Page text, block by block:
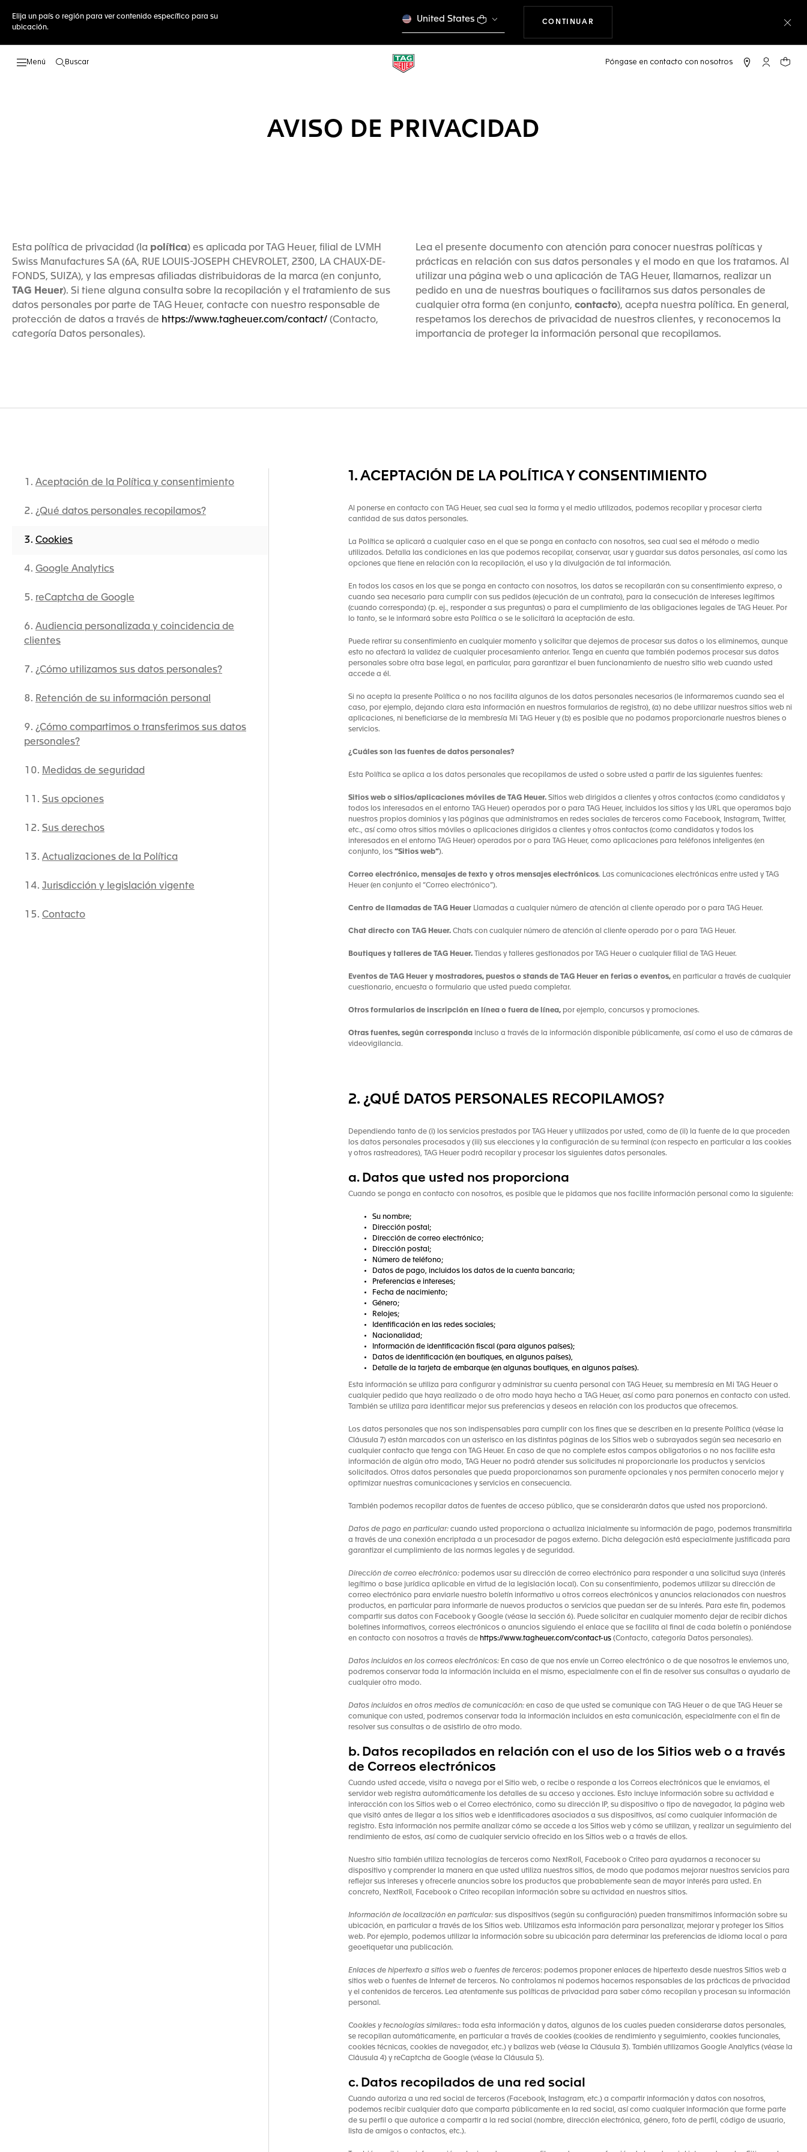
Elija un país o región para ver contenido específico para su
ubicación.
United States
CONTINUAR
Buscar
Cuenta Mi
Su
AVISO DE PRIVACIDAD
Esta política de privacidad (la política) es aplicada por TAG Heuer, filial de LVMH
Swiss Manufactures SA (6A, RUE LOUIS-JOSEPH CHEVROLET, 2300, LA CHAUX-DE-
FONDS, SUIZA), y las empresas afiliadas distribuidoras de la marca (en conjunto,
TAG Heuer). Si tiene alguna consulta sobre la recopilación y el tratamiento de sus
datos personales por parte de TAG Heuer, contacte con nuestro responsable de
protección de datos a través de https://www.tagheuer.com/contact/ (Contacto,
categoría Datos personales).
Lea el presente documento con atención para conocer nuestras políticas y
prácticas en relación con sus datos personales y el modo en que los tratamos. Al
utilizar una página web o una aplicación de TAG Heuer, llamarnos, realizar un
pedido en una de nuestras boutiques o facilitarnos sus datos personales de
cualquier otra forma (en conjunto, contacto), acepta nuestra política. En general,
respetamos los derechos de privacidad de nuestros clientes, y reconocemos la
importancia de proteger la información personal que recopilamos.
Aceptación de la Política y consentimiento
¿Qué datos personales recopilamos?
Cookies
Google Analytics
reCaptcha de Google
Audiencia personalizada y coincidencia de
clientes
¿Cómo utilizamos sus datos personales?
Retención de su información personal
¿Cómo compartimos o transferimos sus datos
personales?
Medidas de seguridad
Sus opciones
Sus derechos
Actualizaciones de la Política
Jurisdicción y legislación vigente
Contacto
1. ACEPTACIÓN DE LA POLÍTICA Y CONSENTIMIENTO
Al ponerse en contacto con TAG Heuer, sea cual sea la forma y el medio utilizados, podemos recopilar y procesar cierta
cantidad de sus datos personales.
La Política se aplicará a cualquier caso en el que se ponga en contacto con nosotros, sea cual sea el método o medio
utilizados. Detalla las condiciones en las que podemos recopilar, conservar, usar y guardar sus datos personales, así como las
opciones que tiene en relación con la recopilación, el uso y la divulgación de tal información.
En todos los casos en los que se ponga en contacto con nosotros, los datos se recopilarán con su consentimiento expreso, o
cuando sea necesario para cumplir con sus pedidos (ejecución de un contrato), para la consecución de intereses legítimos
(cuando corresponda) (p. ej., responder a sus preguntas) o para el cumplimiento de las obligaciones legales de TAG Heuer. Por
lo tanto, se le informará sobre esta Política o se le solicitará la aceptación de esta.
Puede retirar su consentimiento en cualquier momento y solicitar que dejemos de procesar sus datos o los eliminemos, aunque
esto no afectará la validez de cualquier procesamiento anterior. Tenga en cuenta que también podemos procesar sus datos
personales sobre otra base legal, en particular, para garantizar el buen funcionamiento de nuestro sitio web cuando usted
accede a él.
Si no acepta la presente Política o no nos facilita algunos de los datos personales necesarios (le informaremos cuando sea el
caso, por ejemplo, dejando clara esta información en nuestros formularios de registro), (a) no debe utilizar nuestros sitios web ni
aplicaciones, ni beneficiarse de la membresía Mi TAG Heuer y (b) es posible que no podamos proporcionarle nuestros bienes o
servicios.
¿Cuáles son las fuentes de datos personales?
Esta Política se aplica a los datos personales que recopilamos de usted o sobre usted a partir de las siguientes fuentes:
Sitios web o sitios/aplicaciones móviles de TAG Heuer. Sitios web dirigidos a clientes y otros contactos (como candidatos y
todos los interesados en el entorno TAG Heuer) operados por o para TAG Heuer, incluidos los sitios y las URL que operamos bajo
nuestros propios dominios y las páginas que administramos en redes sociales de terceros como Facebook, Instagram, Twitter,
etc., así como otros sitios móviles o aplicaciones dirigidos a clientes y otros contactos (como candidatos y todos los
interesados en el entorno TAG Heuer) operados por o para TAG Heuer, como aplicaciones para teléfonos inteligentes (en
conjunto, los “Sitios web”).
Correo electrónico, mensajes de texto y otros mensajes electrónicos. Las comunicaciones electrónicas entre usted y TAG
Heuer (en conjunto el “Correo electrónico”).
Centro de llamadas de TAG Heuer Llamadas a cualquier número de atención al cliente operado por o para TAG Heuer.
Chat directo con TAG Heuer. Chats con cualquier número de atención al cliente operado por o para TAG Heuer.
Boutiques y talleres de TAG Heuer. Tiendas y talleres gestionados por TAG Heuer o cualquier filial de TAG Heuer.
Eventos de TAG Heuer y mostradores, puestos o stands de TAG Heuer en ferias o eventos, en particular a través de cualquier
cuestionario, encuesta o formulario que usted pueda completar.
Otros formularios de inscripción en línea o fuera de línea, por ejemplo, concursos y promociones.
Otras fuentes, según corresponda incluso a través de la información disponible públicamente, así como el uso de cámaras de
videovigilancia.
2. ¿QUÉ DATOS PERSONALES RECOPILAMOS?
Dependiendo tanto de (i) los servicios prestados por TAG Heuer y utilizados por usted, como de (ii) la fuente de la que proceden
los datos personales procesados y (iii) sus elecciones y la configuración de su terminal (con respecto en particular a las cookies
y otros rastreadores), TAG Heuer podrá recopilar y procesar los siguientes datos personales.
a. Datos que usted nos proporciona
Cuando se ponga en contacto con nosotros, es posible que le pidamos que nos facilite información personal como la siguiente:
Su nombre;
Dirección postal;
Dirección de correo electrónico;
Dirección postal;
Número de teléfono;
Datos de pago, incluidos los datos de la cuenta bancaria;
Preferencias e intereses;
Fecha de nacimiento;
Género;
Relojes;
Identificación en las redes sociales;
Nacionalidad;
Información de identificación fiscal (para algunos países);
Datos de identificación (en boutiques, en algunos países),
Detalle de la tarjeta de embarque (en algunas boutiques, en algunos países).
Esta información se utiliza para configurar y administrar su cuenta personal con TAG Heuer, su membresía en Mi TAG Heuer o
cualquier pedido que haya realizado o de otro modo haya hecho a TAG Heuer, así como para ponernos en contacto con usted.
También se utiliza para identificar mejor sus preferencias y deseos en relación con los productos que ofrecemos.
Los datos personales que nos son indispensables para cumplir con los fines que se describen en la presente Política (véase la
Cláusula 7) están marcados con un asterisco en las distintas páginas de los Sitios web o subrayados según sea necesario en
cualquier contacto que tenga con TAG Heuer. En caso de que no complete estos campos obligatorios o no nos facilite esta
información de algún otro modo, TAG Heuer no podrá atender sus solicitudes ni proporcionarle los productos y servicios
solicitados. Otros datos personales que pueda proporcionarnos son puramente opcionales y nos permiten conocerlo mejor y
optimizar nuestras comunicaciones y servicios en consecuencia.
También podemos recopilar datos de fuentes de acceso público, que se considerarán datos que usted nos proporcionó.
Datos de pago en particular: cuando usted proporciona o actualiza inicialmente su información de pago, podemos transmitirla
a través de una conexión encriptada a un procesador de pagos externo. Dicha delegación está especialmente justificada para
garantizar el cumplimiento de las normas legales y de seguridad.
Dirección de correo electrónico: podemos usar su dirección de correo electrónico para responder a una solicitud suya (interés
legítimo o base jurídica aplicable en virtud de la legislación local). Con su consentimiento, podemos utilizar su dirección de
correo electrónico para enviarle nuestro boletín informativo u otros correos electrónicos y anuncios relacionados con nuestros
productos, en particular para informarle de nuevos productos o servicios que puedan ser de su interés. Para este fin, podemos
compartir sus datos con Facebook y Google (véase la sección 6). Puede solicitar en cualquier momento dejar de recibir dichos
boletines informativos, correos electrónicos o anuncios siguiendo el enlace que se facilita al final de cada boletín o poniéndose
en contacto con nosotros a través de https://www.tagheuer.com/contact-us (Contacto, categoría Datos personales).
Datos incluidos en los correos electrónicos: En caso de que nos envíe un Correo electrónico o de que nosotros le enviemos uno,
podremos conservar toda la información incluida en el mismo, especialmente con el fin de resolver sus consultas o ayudarlo de
cualquier otro modo.
Datos incluidos en otros medios de comunicación: en caso de que usted se comunique con TAG Heuer o de que TAG Heuer se
comunique con usted, podremos conservar toda la información incluidos en esta comunicación, especialmente con el fin de
resolver sus consultas o de asistirlo de otro modo.
b. Datos recopilados en relación con el uso de los Sitios web o a través
de Correos electrónicos
Cuando usted accede, visita o navega por el Sitio web, o recibe o responde a los Correos electrónicos que le enviamos, el
servidor web registra automáticamente los detalles de su acceso y acciones. Esto incluye información sobre su actividad e
interacción con los Sitios web o el Correo electrónico, como su dirección IP, su dispositivo o tipo de navegador, la página web
que visitó antes de llegar a los sitios web e identificadores asociados a sus dispositivos, así como cualquier información de
registro. Esta información nos permite analizar cómo se accede a los Sitios web y cómo se utilizan, y realizar un seguimiento del
rendimiento de estos, así como de cualquier servicio ofrecido en los Sitios web o a través de ellos.
Nuestro sitio también utiliza tecnologías de terceros como NextRoll, Facebook o Criteo para ayudarnos a reconocer su
dispositivo y comprender la manera en que usted utiliza nuestros sitios, de modo que podamos mejorar nuestros servicios para
reflejar sus intereses y ofrecerle anuncios sobre los productos que probablemente sean de mayor interés para usted. En
concreto, NextRoll, Facebook o Criteo recopilan información sobre su actividad en nuestros sitios.
Información de localización en particular: sus dispositivos (según su configuración) pueden transmitirnos información sobre su
ubicación, en particular a través de los Sitios web. Utilizamos esta información para personalizar, mejorar y proteger los Sitios
web. Por ejemplo, podemos utilizar la información sobre su ubicación para determinar las preferencias de idioma local o para
geoetiquetar una publicación.
Enlaces de hipertexto a sitios web o fuentes de terceros: podemos proponer enlaces de hipertexto desde nuestros Sitios web a
sitios web o fuentes de Internet de terceros. No controlamos ni podemos hacernos responsables de las prácticas de privacidad
y el contenidos de terceros. Lea atentamente sus políticas de privacidad para saber cómo recopilan y procesan su información
personal.
Cookies y tecnologías similares:: toda esta información y datos, algunos de los cuales pueden considerarse datos personales,
se recopilan automáticamente, en particular a través de cookies (cookies de rendimiento y seguimiento, cookies funcionales,
cookies técnicas, cookies de navegador, etc.) y balizas web (véase la Cláusula 3). También utilizamos Google Analytics (véase la
Cláusula 4) y reCaptcha de Google (véase la Cláusula 5).
c. Datos recopilados de una red social
Cuando autoriza a una red social de terceros (Facebook, Instagram, etc.) a compartir información y datos con nosotros,
podemos recibir cualquier dato que comparta públicamente en la red social, así como cualquier información que forme parte
de su perfil o que autorice a compartir a la red social (nombre, dirección electrónica, género, foto de perfil, código de usuario,
lista de amigos o contactos, etc.).